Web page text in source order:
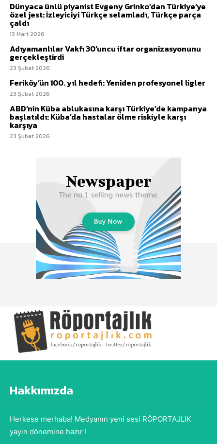
Dünyaca ünlü piyanist Evgeny Grinko’dan Türkiye’ye
özel jest: İzleyiciyi Türkçe selamladı, Türkçe parça
çaldı
13 Mart 2026
Adıyamanlılar Vakfı 30’uncu iftar organizasyonunu
gerçekleştirdi
23 Şubat 2026
Feriköy’ün 100. yıl hedefi: Yeniden profesyonel ligler
23 Şubat 2026
ABD’nin Küba ablukasına karşı Türkiye’de kampanya
başlatıldı: Küba’da hastalar ölme riskiyle karşı
karşıya
23 Şubat 2026
Hakkımızda
Herkese merhaba! Medyanın yeni sesi RÖPORTAJLIK
yayın dönemine hazır !